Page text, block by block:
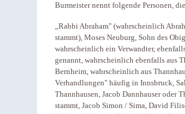
Burmeister nennt folgende Personen,
„Rabbi Abraham" (wahrscheinlich
stammt), Moses Neuburg, Sohn des
wahrscheinlich ein Verwandter,
genannt, wahrscheinlich ebenfalls aus
Bernheim, wahrscheinlich aus
Verhandlungen" häufig in Innsbruck,
Thannhausen, Jacob Dannhauser oder
stammt, Jacob Simon / Sima, David